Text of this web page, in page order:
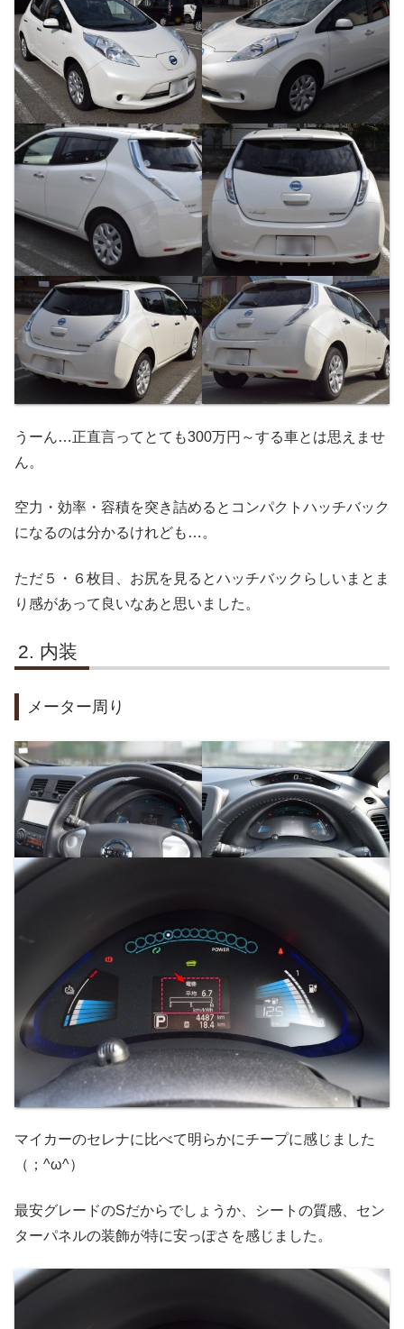
うーん…正直言ってとても300万円～する車とは思えませ
ん。
空力・効率・容積を突き詰めるとコンパクトハッチバック
になるのは分かるけれども…。
ただ５・６枚目、お尻を見るとハッチバックらしいまとま
り感があって良いなあと思いました。
内装
メーター周り
マイカーのセレナに比べて明らかにチープに感じました
（；^ω^）
最安グレードのSだからでしょうか、シートの質感、セン
ターパネルの装飾が特に安っぽさを感じました。